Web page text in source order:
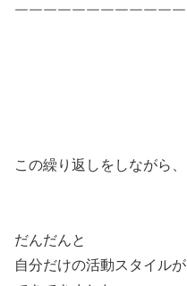
￣￣￣￣￣￣￣￣￣￣￣￣
この繰り返しをしながら、
だんだんと
自分だけの活動スタイルが